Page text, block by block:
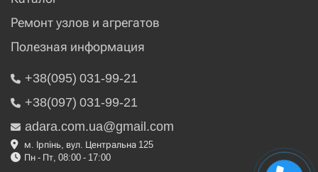
Ремонт узлов и агрегатов
Полезная информация
+38(095) 031-99-21
+38(097) 031-99-21
adara.com.ua@gmail.com
м. Ірпінь, вул. Центральна 125
Пн - Пт, 08:00 - 17:00